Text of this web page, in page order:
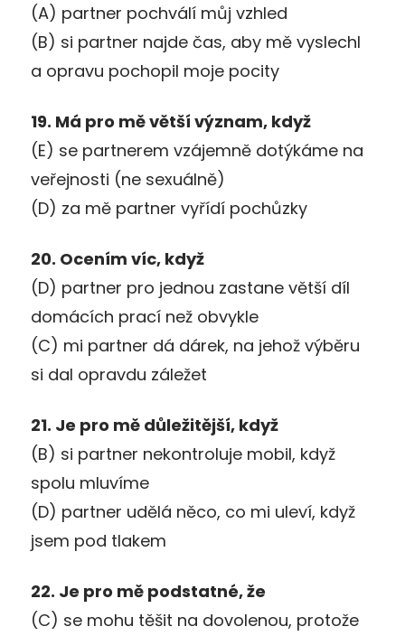
(A) partner pochválí můj vzhled
(B) si partner najde čas, aby mě vyslechl
a opravu pochopil moje pocity
19. Má pro mě větší význam, když
(E) se partnerem vzájemně dotýkáme na
veřejnosti (ne sexuálně)
(D) za mě partner vyřídí pochůzky
20. Ocením víc, když
(D) partner pro jednou zastane větší díl
domácích prací než obvykle
(C) mi partner dá dárek, na jehož výběru
si dal opravdu záležet
21. Je pro mě důležitější, když
(B) si partner nekontroluje mobil, když
spolu mluvíme
(D) partner udělá něco, co mi uleví, když
jsem pod tlakem
22. Je pro mě podstatné, že
(C) se mohu těšit na dovolenou, protože